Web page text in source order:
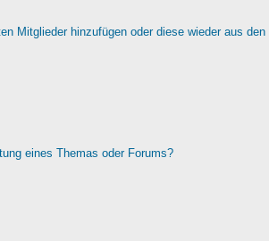
Mitglieder hinzufügen oder diese wieder aus
eines Themas oder Forums?